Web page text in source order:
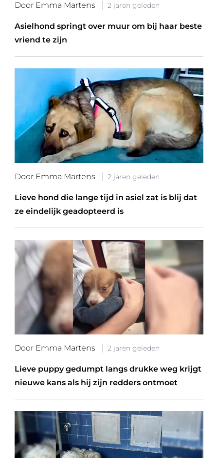
Door Emma Martens 2 jaren geleden
Asielhond springt over muur om bij haar beste
vriend te zijn
Door Emma Martens 2 jaren geleden
Lieve hond die lange tijd in asiel zat is blij dat
ze eindelijk geadopteerd is
Door Emma Martens 2 jaren geleden
Lieve puppy gedumpt langs drukke weg krijgt
nieuwe kans als hij zijn redders ontmoet